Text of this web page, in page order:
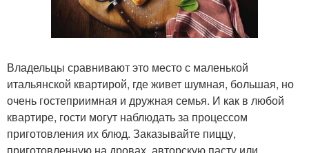
Владельцы сравнивают это место с маленькой
итальянской квартирой, где живет шумная, большая, но
очень гостеприимная и дружная семья. И как в любой
квартире, гости могут наблюдать за процессом
приготовления их блюд. Заказывайте пиццу,